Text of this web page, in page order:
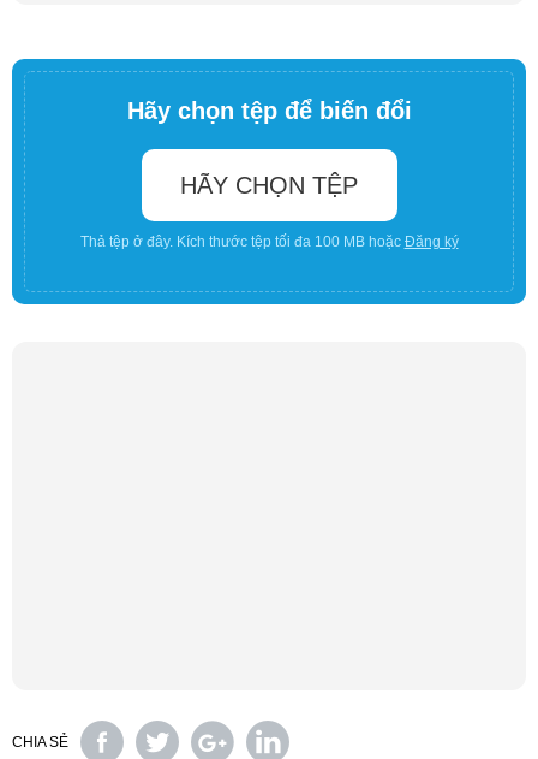
Hãy chọn tệp để biến đổi
HÃY CHỌN TỆP
Thả tệp ở đây. Kích thước tệp tối đa 100 MB hoặc Đăng ký
CHIA SẺ